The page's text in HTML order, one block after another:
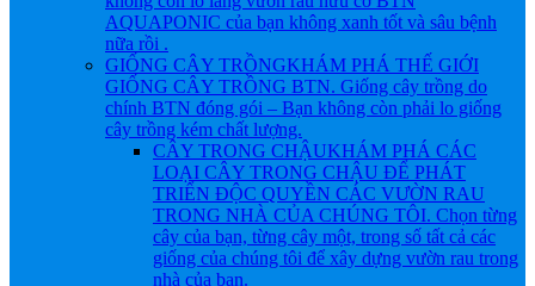
AQUAPONIC của bạn không xanh tốt và sâu bệnh
nữa rồi .
GIỐNG CÂY TRỒNGKHÁM PHÁ THẾ GIỚI
GIỐNG CÂY TRỒNG BTN. Giống cây trồng do
chính BTN đóng gói – Bạn không còn phải lo giống
cây trồng kém chất lượng.
CÂY TRONG CHẬUKHÁM PHÁ CÁC
LOẠI CÂY TRONG CHẬU ĐỂ PHÁT
TRIỂN ĐỘC QUYỀN CÁC VƯỜN RAU
TRONG NHÀ CỦA CHÚNG TÔI. Chọn từng
cây của bạn, từng cây một, trong số tất cả các
giống của chúng tôi để xây dựng vườn rau trong
nhà của bạn.